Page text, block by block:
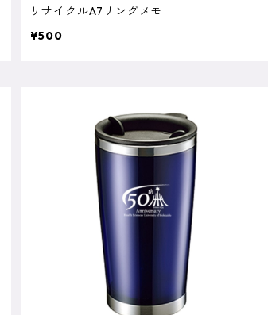
リサイクルA7リングメモ
¥500